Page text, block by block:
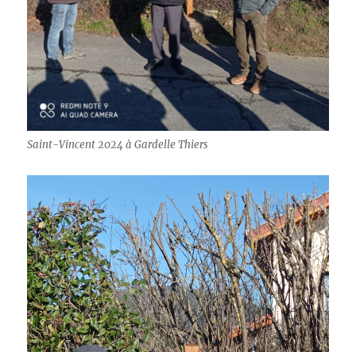
Saint-Vincent 2024 à Gardelle Thiers